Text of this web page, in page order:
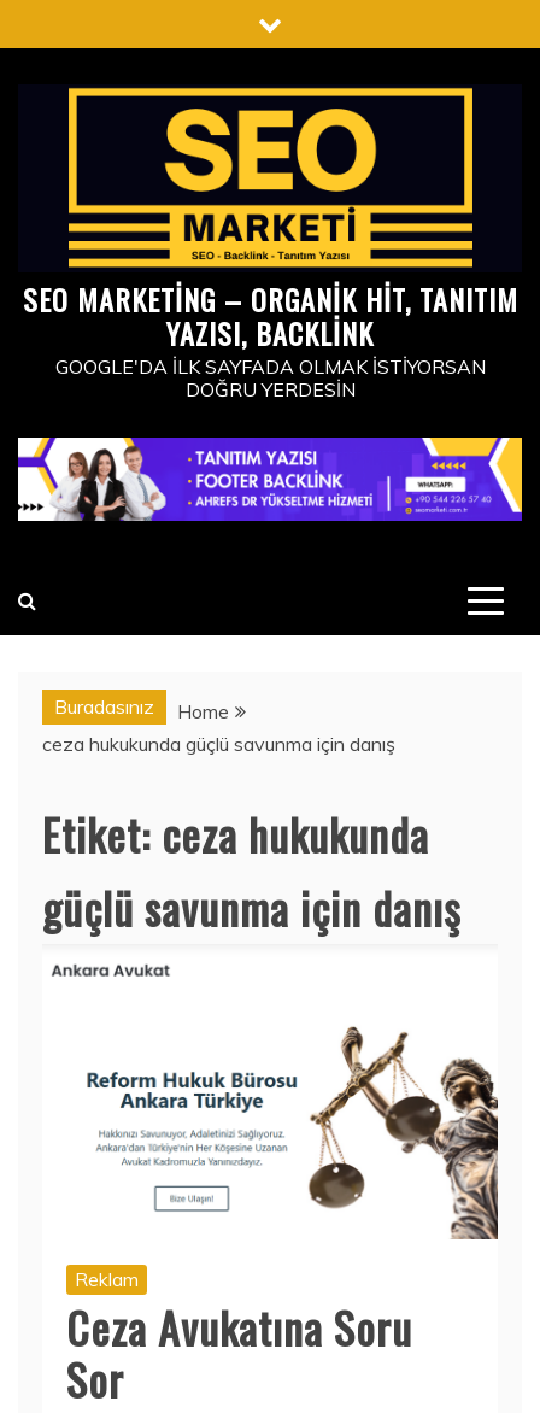
to
SEO MARKETING – ORGANIK HIT, TANITIM
YAZISI, BACKLINK
GOOGLE'DA İLK SAYFADA OLMAK İSTIYORSAN
DOĞRU YERDESIN
Buradasınız
Home
ceza hukukunda güçlü savunma için danış
Etiket: ceza hukukunda
güçlü savunma için danış
Reklam
Ceza Avukatına Soru
Sor